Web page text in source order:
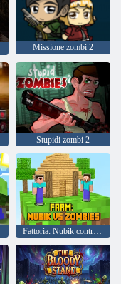
Missione zombi 2
Stupidi zombi 2
Fattoria: Nubik contro gli zombi